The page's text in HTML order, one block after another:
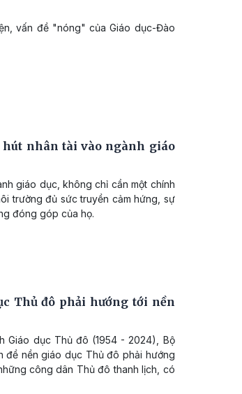
vấn đề "nóng" của Giáo dục-Đào
nhân tài vào ngành giáo
giáo dục, không chỉ cần một chính
trường đủ sức truyền cảm hứng, sự
đóng góp của họ.
Thủ đô phải hướng tới nền
Giáo dục Thủ đô (1954 - 2024), Bộ
đề nền giáo dục Thủ đô phải hướng
công dân Thủ đô thanh lịch, có